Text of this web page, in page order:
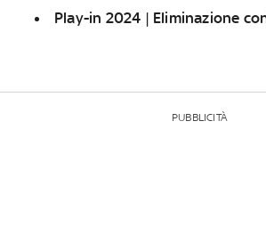
Play-in 2024 | Eliminazione
PUBBLICITÀ